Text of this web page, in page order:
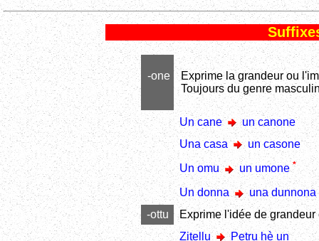
-one
Exprime la grandeur ou
Toujours du genre
Un cane
un canone
Una casa
un casone
Un omu un umone*
Un donna
una dunnona
-ottu
Exprime l'idée de
Zitellu
Petru hè un